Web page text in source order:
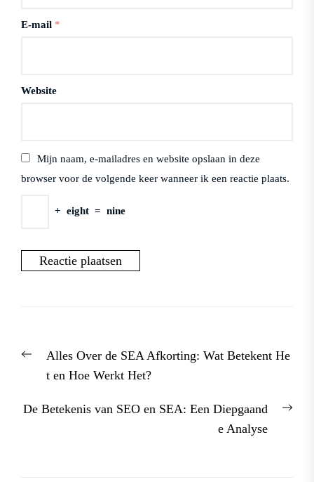
E-mail *
Website
Mijn naam, e-mailadres en website opslaan in deze
browser voor de volgende keer wanneer ik een reactie plaats.
+ eight = nine
PreviousAlles Over de SEA Afkorting: Wat Betekent He
t en Hoe Werkt Het?
De Betekenis van SEO en SEA: Een Diepgaand
e Analyse